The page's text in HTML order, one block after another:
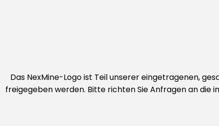
Das NexMine-Logo ist Teil unserer eingetragenen,
freigegeben werden. Bitte richten Sie Anfragen an die